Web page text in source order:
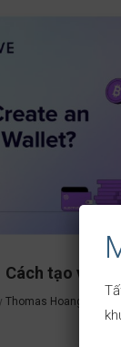
Cách tạo ví
Thomas Hoang